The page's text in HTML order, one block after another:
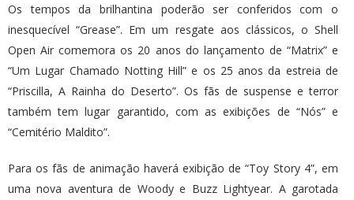
Os tempos da brilhantina poderão ser conferidos com o
inesquecível “Grease”. Em um resgate aos clássicos, o Shell
Open Air comemora os 20 anos do lançamento de “Matrix” e
“Um Lugar Chamado Notting Hill” e os 25 anos da estreia de
“Priscilla, A Rainha do Deserto”. Os fãs de suspense e terror
também tem lugar garantido, com as exibições de “Nós” e
“Cemitério Maldito”.
Para os fãs de animação haverá exibição de “Toy Story 4”, em
uma nova aventura de Woody e Buzz Lightyear. A garotada